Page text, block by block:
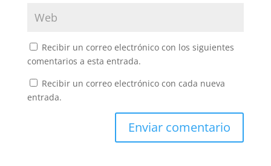
Recibir un correo electrónico con los siguientes
comentarios a esta entrada.
Recibir un correo electrónico con cada nueva
entrada.